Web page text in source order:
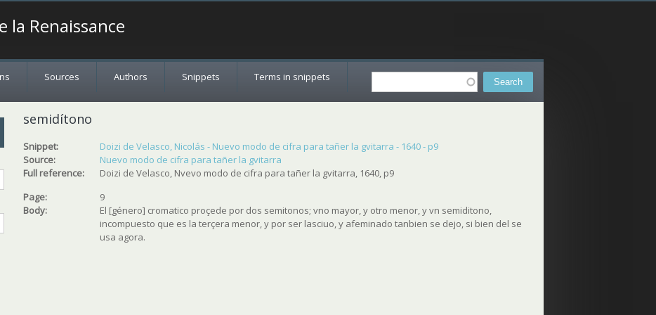
la Renaissance
Search
Sources Authors Snippets Terms in snippets
semidítono
Snippet:
Doizi de Velasco, Nicolás - Nuevo modo de cifra para tañer la gvitarra - 1640 - p9
Source:
Nuevo modo de cifra para tañer la gvitarra
Full reference:
Doizi de Velasco, Nvevo modo de cifra para tañer la gvitarra, 1640, p9
Page:
9
Body:
El [género] cromatico proçede por dos semitonos; vno mayor, y otro menor, y vn semiditono,
incompuesto que es la terçera menor, y por ser lasciuo, y afeminado tanbien se dejo, si bien del se
usa agora.